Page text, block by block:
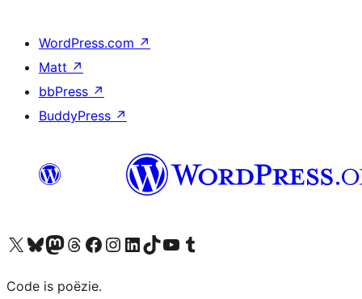
WordPress.com ↗
Matt ↗
bbPress ↗
BuddyPress ↗
Bezoek ons X (voorheen Twitter) account
Bezoek ons Bluesky account
Bezoek ons Mastodon account
Bezoek ons Threads account
Onze Facebook pagina bezoeken
Bezoek ons Instagram account
Bezoek ons LinkedIn account
Bezoek ons TikTok account
Bezoek ons YouTube kanaalBezoek ons Tumblr account
Code is poëzie.